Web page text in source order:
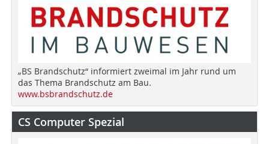
„BS Brandschutz“ informiert zweimal im Jahr rund um
das Thema Brandschutz am Bau.
www.bsbrandschutz.de
CS Computer Spezial